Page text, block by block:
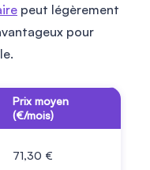
peut légèrement
pour
Prix moyen
(€/mois)
71,30 €